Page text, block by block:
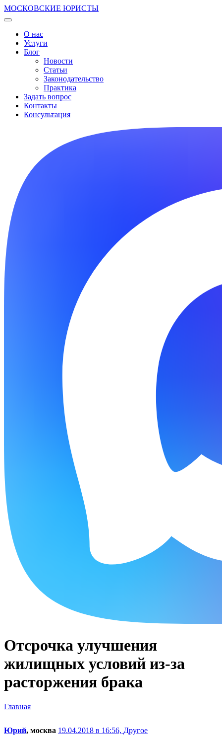
МОСКОВСКИЕ ЮРИСТЫ
О нас
Услуги
Блог
Новости
Статьи
Законодательство
Практика
Задать вопрос
Контакты
Консультация
Отсрочка улучшения
жилищных условий из-за
расторжения брака
Главная
Юрий, москва 19.04.2018 в 16:56, Другое